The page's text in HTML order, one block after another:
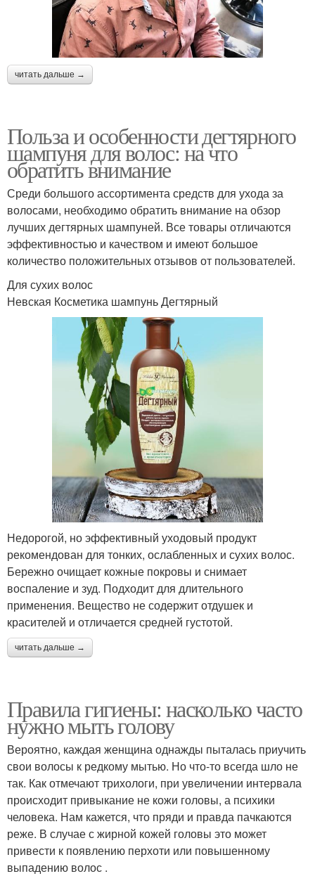
читать дальше →
Польза и особенности дегтярного
шампуня для волос: на что
обратить внимание
Среди большого ассортимента средств для ухода за
волосами, необходимо обратить внимание на обзор
лучших дегтярных шампуней. Все товары отличаются
эффективностью и качеством и имеют большое
количество положительных отзывов от пользователей.
Для сухих волос
Невская Косметика шампунь Дегтярный
Недорогой, но эффективный уходовый продукт
рекомендован для тонких, ослабленных и сухих волос.
Бережно очищает кожные покровы и снимает
воспаление и зуд. Подходит для длительного
применения. Вещество не содержит отдушек и
красителей и отличается средней густотой.
читать дальше →
Правила гигиены: насколько часто
нужно мыть голову
Вероятно, каждая женщина однажды пыталась приучить
свои волосы к редкому мытью. Но что-то всегда шло не
так. Как отмечают трихологи, при увеличении интервала
происходит привыкание не кожи головы, а психики
человека. Нам кажется, что пряди и правда пачкаются
реже. В случае с жирной кожей головы это может
привести к появлению перхоти или повышенному
выпадению волос .